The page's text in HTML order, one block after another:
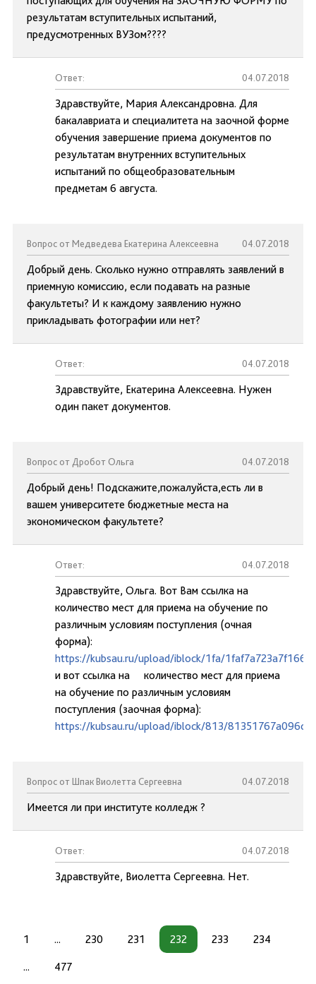
результатам вступительных испытаний,
предусмотренных ВУЗом????
Ответ: 04.07.2018
Здравствуйте, Мария Александровна. Для
бакалавриата и специалитета на заочной форме
обучения завершение приема документов по
результатам внутренних вступительных
испытаний по общеобразовательным
предметам 6 августа.
Вопрос от Медведева Екатерина Алексеевна 04.07.2018
Добрый день. Сколько нужно отправлять заявлений в
приемную комиссию, если подавать на разные
факультеты? И к каждому заявлению нужно
прикладывать фотографии или нет?
Ответ: 04.07.2018
Здравствуйте, Екатерина Алексеевна. Нужен
один пакет документов.
Вопрос от Дробот Ольга 04.07.2018
Добрый день! Подскажите,пожалуйста,есть ли в
вашем университете бюджетные места на
экономическом факультете?
Ответ: 04.07.2018
Здравствуйте, Ольга. Вот Вам ссылка на
количество мест для приема на обучение по
различным условиям поступления (очная
форма):
https://kubsau.ru/upload/iblock/1fa/
и вот ссылка на количество мест для приема
на обучение по различным условиям
поступления (заочная форма):
https://kubsau.ru/upload/iblock/813/
Вопрос от Шпак Виолетта Сергеевна 04.07.2018
Имеется ли при институте колледж ?
Ответ: 04.07.2018
Здравствуйте, Виолетта Сергеевна. Нет.
1 ... 230 231 232 233 234
... 477